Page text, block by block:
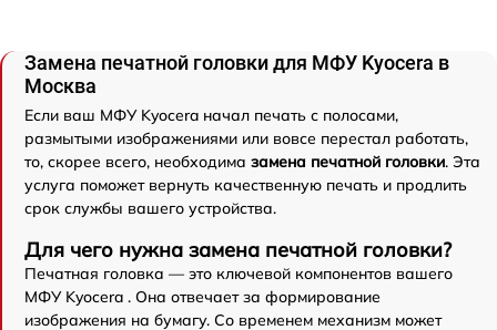
Замена печатной головки для МФУ Kyocera в
Москва
Если ваш МФУ Kyocera начал печать с полосами,
размытыми изображениями или вовсе перестал работать,
то, скорее всего, необходима замена печатной головки. Эта
услуга поможет вернуть качественную печать и продлить
срок службы вашего устройства.
Для чего нужна замена печатной головки?
Печатная головка — это ключевой компонентов вашего
МФУ Kyocera . Она отвечает за формирование
изображения на бумагу. Со временем механизм может